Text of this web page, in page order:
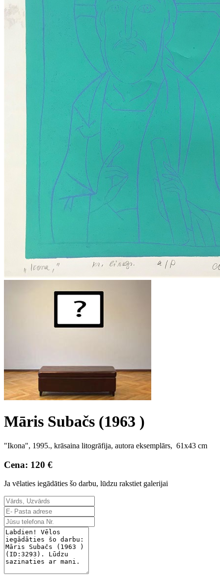
Māris Subačs (1963 )
"Ikona", 1995., krāsaina litogrāfija, autora eksemplārs, 61x43 cm
Cena: 120 €
Ja vēlaties iegādāties šo darbu, lūdzu rakstiet galerijai